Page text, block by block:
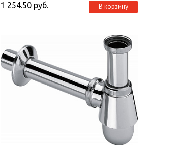
1 254.50 руб. В корзину